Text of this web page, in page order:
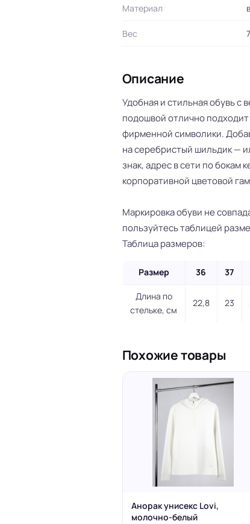
Материал
Вес
Описание
Удобная и стильная обувь с
подошвой отлично
фирменной символики.
на серебристый шильдик —
знак, адрес в сети по бокам
корпоративной цветовой
Маркировка обуви не
пользуйтесь таблицей
Таблица размеров:
Размер 36 37
Длина по
стельке, см
22,8 23
Похожие товары
Анорак унисекс Lovi,
молочно-белый